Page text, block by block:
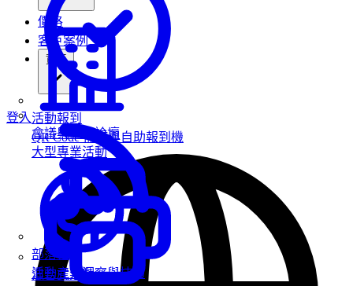
活動報到
QR Code 掃描與自助報到機
會議與高峰論壇
大型專業活動
混合式活動
價格
客戶案例
資源
部落格
活動產業洞察與技巧
登入